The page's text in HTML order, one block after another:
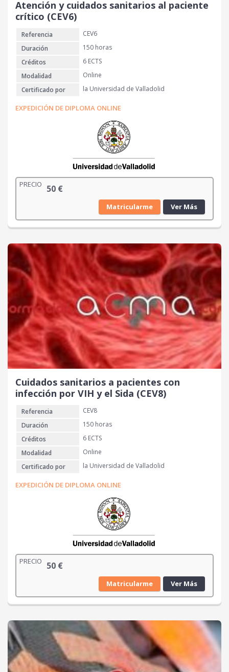
Atención y cuidados sanitarios al paciente
crítico (CEV6)
Referencia
CEV6
Duración
150 horas
Créditos
6 ECTS
Modalidad
Online
Certificado por
la Universidad de Valladolid
EXPEDICIÓN DE DIPLOMA ONLINE
PRECIO 50 €
Matricularme Ver Más
Cuidados sanitarios a pacientes con
infección por VIH y el Sida (CEV8)
Referencia
CEV8
Duración
150 horas
Créditos
6 ECTS
Modalidad
Online
Certificado por
la Universidad de Valladolid
EXPEDICIÓN DE DIPLOMA ONLINE
PRECIO 50 €
Matricularme Ver Más